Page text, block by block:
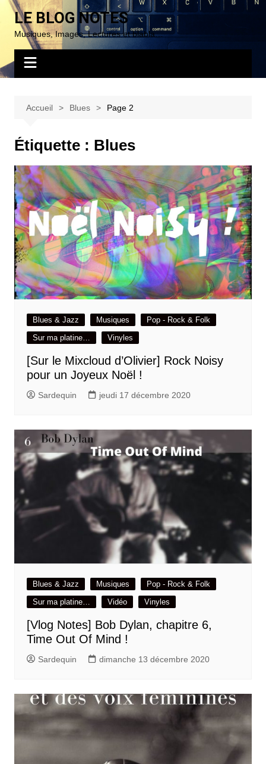
Aller
contenu
LE BLOG NOTES
Musiques, Images, Lectures et blabla…
Accueil Blues Page 2
Étiquette : Blues
Blues & Jazz Musiques
Pop - Rock & Folk
Sur ma platine…
Vinyles
[Sur le Mixcloud d’Olivier] Rock Noisy
pour un Joyeux Noël !
Sardequin jeudi 17 décembre 2020
Blues & Jazz Musiques
Pop - Rock & Folk
Sur ma platine…
Vidéo Vinyles
[Vlog Notes] Bob Dylan, chapitre 6,
Time Out Of Mind !
Sardequin dimanche 13 décembre 2020